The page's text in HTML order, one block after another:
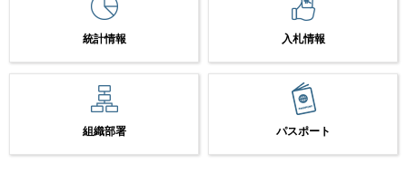
統計情報 入札情報
組織部署 パスポート